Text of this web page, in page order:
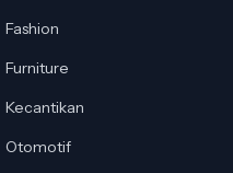
Fashion
Furniture
Kecantikan
Otomotif